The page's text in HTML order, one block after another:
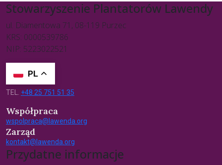
Stowarzyszenie Plantatorów Lawendy
ul. Diamentowa 71, 08-119 Purzec
KRS: 0000539786
NIP: 5223022521
PL
TEL. +48 25 751 51 35
Współpraca
wspolpraca@lawenda.org
Zarząd
kontakt@lawenda.org
Przydatne informacje